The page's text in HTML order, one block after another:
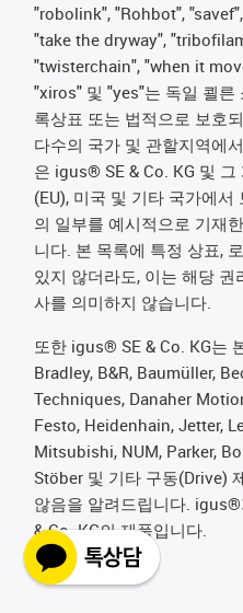
"robolink", "Rohbot",
"take the dryway",
"twisterchain", "when it
"xiros" 및 "yes"는 독일 쾰른
록상표 또는 법적으로 보호
다수의 국가 및 관할지역에
은 igus® SE & Co. KG 및
(EU), 미국 및 기타 국가에
의 일부를 예시적으로 기재
니다. 본 목록에 특정 상표,
있지 않더라도, 이는 해당
사를 의미하지 않습니다.
또한 igus® SE & Co. KG는
Bradley, B&R, Baumüller,
Techniques, Danaher
Festo, Heidenhain, Jetter,
Mitsubishi, NUM, Parker,
Stöber 및 기타 구동(Drive)
않음을 알려드립니다.
& Co. KG의 제품입니다.